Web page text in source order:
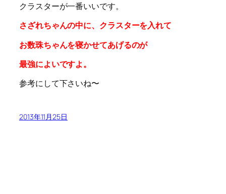
クラスターが一番いいです。
さざれちゃんの中に、クラスターを入れて
お数珠ちゃんを寝かせてあげるのが
最強によいですよ。
参考にして下さいね〜
2013年11月25日